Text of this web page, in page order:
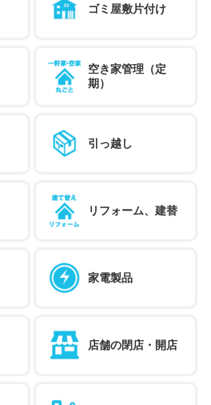
ゴミ屋敷片付け
空き家管理（定
期）
引っ越し
リフォーム、建替
家電製品
店舗の閉店・開店